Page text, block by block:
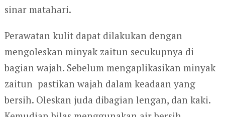
sinar matahari.
Perawatan kulit dapat dilakukan dengan
mengoleskan minyak zaitun secukupnya di
bagian wajah. Sebelum mengaplikasikan minyak
zaitun pastikan wajah dalam keadaan yang
bersih. Oleskan juda dibagian lengan, dan kaki.